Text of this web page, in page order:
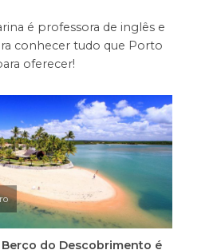
é professora de inglês e
conhecer tudo que Porto
oferecer!
do Descobrimento é